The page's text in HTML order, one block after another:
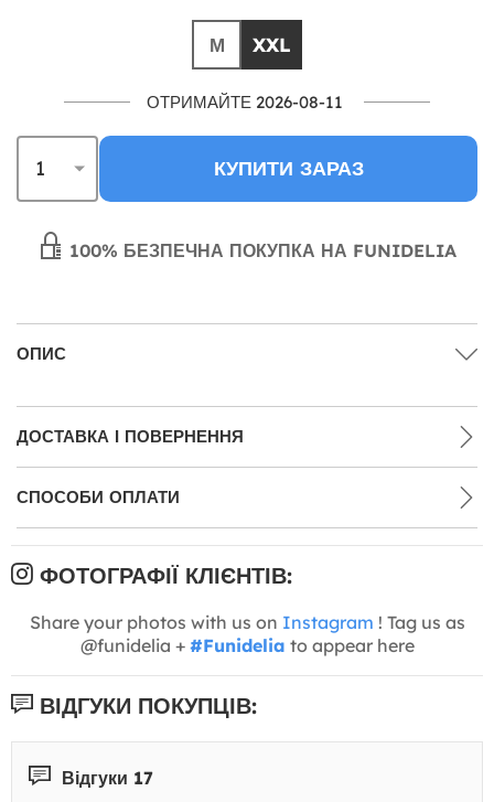
М XXL
ОТРИМАЙТЕ 2026-08-11
КУПИТИ ЗАРАЗ
100% БЕЗПЕЧНА ПОКУПКА НА FUNIDELIA
ОПИС
ДОСТАВКА І ПОВЕРНЕННЯ
СПОСОБИ ОПЛАТИ
ФОТОГРАФІЇ КЛІЄНТІВ:
Share your photos with us on Instagram ! Tag us as
@funidelia + #Funidelia to appear here
ВІДГУКИ ПОКУПЦІВ:
Відгуки 17